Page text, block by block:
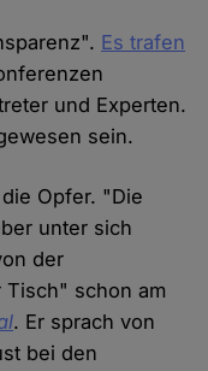
Es trafen
und Experten.
sein.
Opfer. "Die
unter sich
der
schon am
. Er sprach von
bei den